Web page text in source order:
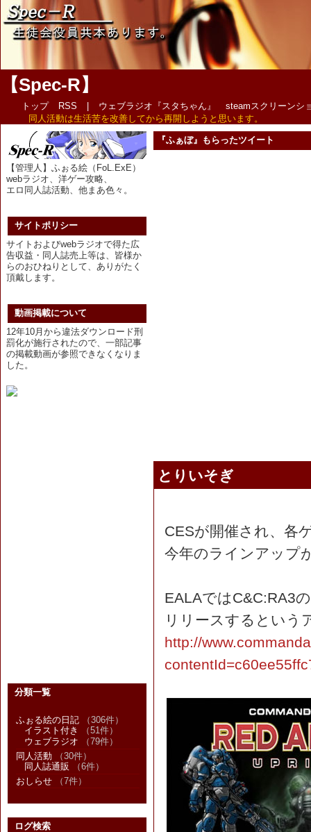
【Spec-R】
トップ RSS ウェブラジオ『スタちゃん』
steamスクリーンシ
同人活動は生活苦を改善してから再開しようと思います。
『ふぁぼ』もらったツイート
とりいそぎ
CESが開催され、各
今年のラインアップ
EALAではC&C:RA3
リリースするという
http://
【管理人】ふぉる絵（FoL.ExE）
webラジオ、洋ゲー攻略、
エロ同人誌活動、他まあ色々。
サイトポリシー
サイトおよびwebラジオで得た広
告収益・同人誌売上等は、皆様か
らのおひねりとして、ありがたく
頂戴します。
動画掲載について
12年10月から違法ダウンロード刑
罰化が施行されたので、一部記事
の掲載動画が参照できなくなりま
した。
分類一覧
ふぉる絵の日記 （306件）
イラスト付き
（51件）
ウェブラジオ （79件）
同人活動 （30件）
同人誌通販 （6件）
おしらせ （7件）
ログ検索